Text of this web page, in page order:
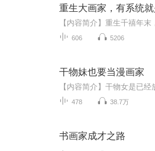
606 5206
干物妹也要当漫画家
478 38.7万
书画家成才之路